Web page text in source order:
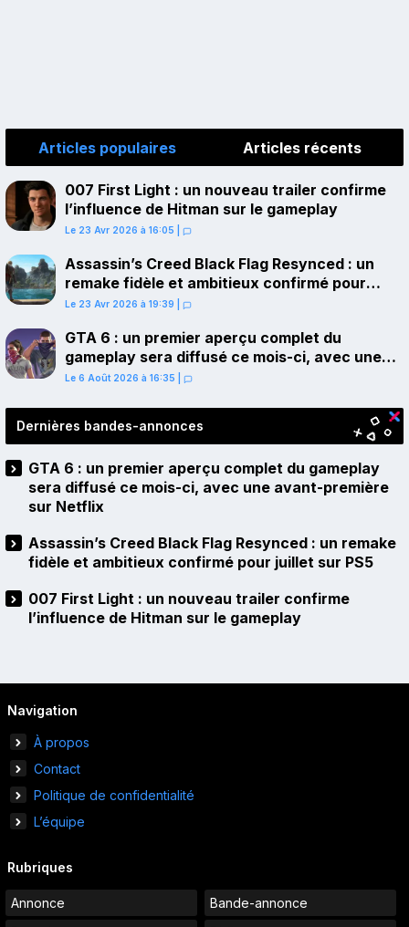
Articles populaires Articles récents
007 First Light : un nouveau trailer confirme
l’influence de Hitman sur le gameplay
Le 23 Avr 2026 à 16:05
Assassin’s Creed Black Flag Resynced : un
remake fidèle et ambitieux confirmé pour
juillet sur PS5
Le 23 Avr 2026 à 19:39
GTA 6 : un premier aperçu complet du
gameplay sera diffusé ce mois-ci, avec une
avant-première sur Netflix
Le 6 Août 2026 à 16:35
Dernières bandes-annonces
GTA 6 : un premier aperçu complet du gameplay
sera diffusé ce mois-ci, avec une avant-première
sur Netflix
Assassin’s Creed Black Flag Resynced : un remake
fidèle et ambitieux confirmé pour juillet sur PS5
007 First Light : un nouveau trailer confirme
l’influence de Hitman sur le gameplay
Navigation
À propos
Contact
Politique de confidentialité
L’équipe
Rubriques
Annonce
Bande-annonce